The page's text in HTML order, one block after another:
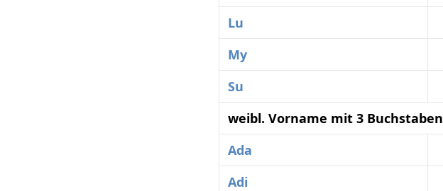
Lu
My
Su
weibl. Vorname mit 3 Buchstaben
Ada
Adi